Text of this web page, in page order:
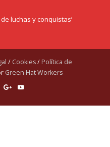
luchas y conquistas’
/ Cookies/ Política de
Green Hat Workers